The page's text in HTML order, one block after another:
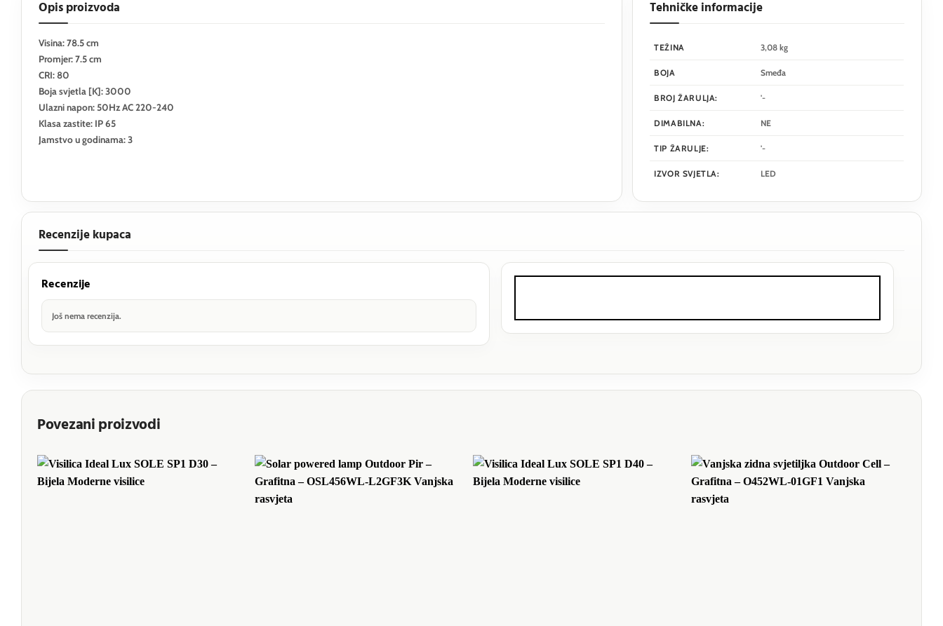
Opis proizvoda
Visina: 78.5 cm
Promjer: 7.5 cm
CRI: 80
Boja svjetla [K]: 3000
Ulazni napon: 50Hz AC 220-240
Klasa zastite: IP 65
Jamstvo u godinama: 3
Tehničke informacije
TEŽINA 3,08 kg
BOJA Smeđa
BROJ ŽARULJA: '-
DIMABILNA: NE
TIP ŽARULJE: '-
IZVOR SVJETLA: LED
Recenzije kupaca
Recenzije
Još nema recenzija.
Povezani proizvodi